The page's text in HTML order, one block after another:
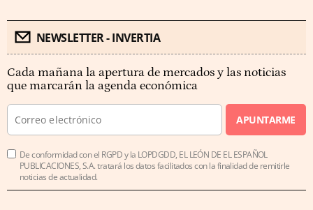
NEWSLETTER - INVERTIA
Cada mañana la apertura de mercados y las noticias
que marcarán la agenda económica
APUNTARME
De conformidad con el RGPD y la LOPDGDD, EL LEÓN DE EL ESPAÑOL
PUBLICACIONES, S.A. tratará los datos facilitados con la finalidad de remitirle
noticias de actualidad.